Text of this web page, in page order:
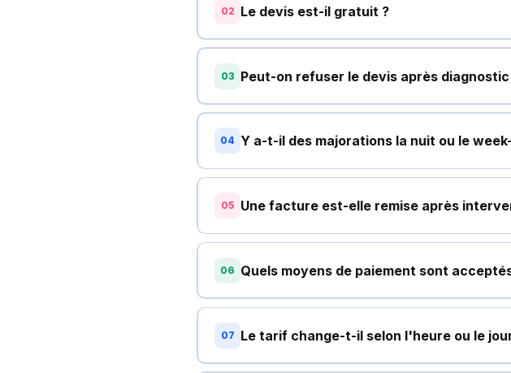
02 Le devis est-il gratuit ?
03 Peut-on refuser le devis après diagnostic
04 Y a-t-il des majorations la nuit ou le
05 Une facture est-elle remise après
06 Quels moyens de paiement sont
07 Le tarif change-t-il selon l'heure ou le